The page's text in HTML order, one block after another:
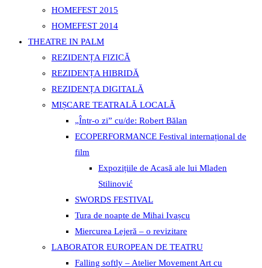
HOMEFEST 2015
HOMEFEST 2014
THEATRE IN PALM
REZIDENȚA FIZICĂ
REZIDENȚA HIBRIDĂ
REZIDENȚA DIGITALĂ
MIȘCARE TEATRALĂ LOCALĂ
„Într-o zi” cu/de: Robert Bălan
ECOPERFORMANCE Festival internațional de
film
Expozițiile de Acasă ale lui Mladen
Stilinović
SWORDS FESTIVAL
Tura de noapte de Mihai Ivașcu
Miercurea Lejeră – o revizitare
LABORATOR EUROPEAN DE TEATRU
Falling softly – Atelier Movement Art cu